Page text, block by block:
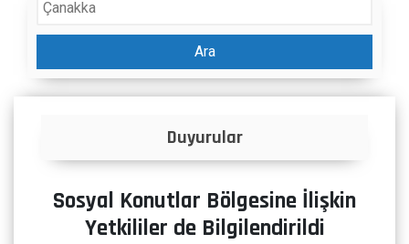
Ara
İlanlar
Sosyal Konutlar Bölgesine İlişkin
Yetkililer de Bilgilendirildi